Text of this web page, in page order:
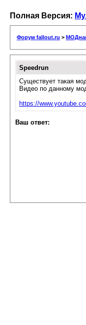
Полная Версия:
Форум fallout.ru >
Speedrun
Существует такая
Видео по данному
https://
Ваш ответ: